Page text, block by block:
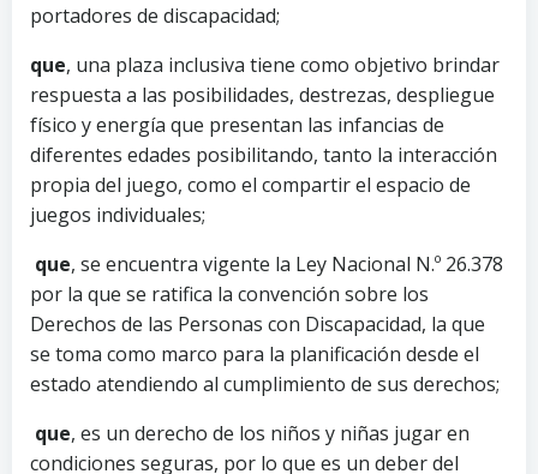
portadores de discapacidad;
que, una plaza inclusiva tiene como objetivo brindar
respuesta a las posibilidades, destrezas, despliegue
físico y energía que presentan las infancias de
diferentes edades posibilitando, tanto la interacción
propia del juego, como el compartir el espacio de
juegos individuales;
que, se encuentra vigente la Ley Nacional N.º 26.378
por la que se ratifica la convención sobre los
Derechos de las Personas con Discapacidad, la que
se toma como marco para la planificación desde el
estado atendiendo al cumplimiento de sus derechos;
que, es un derecho de los niños y niñas jugar en
condiciones seguras, por lo que es un deber del